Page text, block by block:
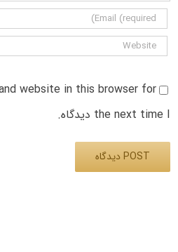
website in this browser for
the next time I دیدگاه.